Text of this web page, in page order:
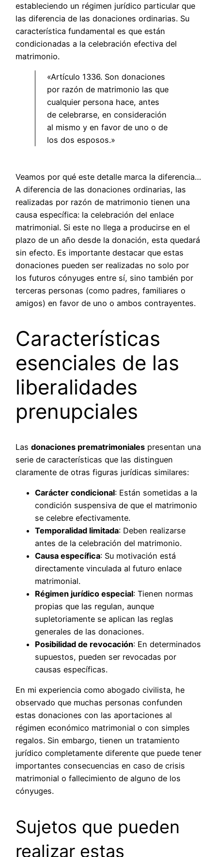
estableciendo un régimen jurídico particular que
las diferencia de las donaciones ordinarias. Su
característica fundamental es que están
condicionadas a la celebración efectiva del
matrimonio.
«Artículo 1336. Son donaciones
por razón de matrimonio las que
cualquier persona hace, antes
de celebrarse, en consideración
al mismo y en favor de uno o de
los dos esposos.»
Veamos por qué este detalle marca la diferencia…
A diferencia de las donaciones ordinarias, las
realizadas por razón de matrimonio tienen una
causa específica: la celebración del enlace
matrimonial. Si este no llega a producirse en el
plazo de un año desde la donación, esta quedará
sin efecto. Es importante destacar que estas
donaciones pueden ser realizadas no solo por
los futuros cónyuges entre sí, sino también por
terceras personas (como padres, familiares o
amigos) en favor de uno o ambos contrayentes.
Características
esenciales de las
liberalidades
prenupciales
Las donaciones prematrimoniales presentan una
serie de características que las distinguen
claramente de otras figuras jurídicas similares:
Carácter condicional: Están sometidas a la
condición suspensiva de que el matrimonio
se celebre efectivamente.
Temporalidad limitada: Deben realizarse
antes de la celebración del matrimonio.
Causa específica: Su motivación está
directamente vinculada al futuro enlace
matrimonial.
Régimen jurídico especial: Tienen normas
propias que las regulan, aunque
supletoriamente se aplican las reglas
generales de las donaciones.
Posibilidad de revocación: En determinados
supuestos, pueden ser revocadas por
causas específicas.
En mi experiencia como abogado civilista, he
observado que muchas personas confunden
estas donaciones con las aportaciones al
régimen económico matrimonial o con simples
regalos. Sin embargo, tienen un tratamiento
jurídico completamente diferente que puede tener
importantes consecuencias en caso de crisis
matrimonial o fallecimiento de alguno de los
cónyuges.
Sujetos que pueden
realizar estas